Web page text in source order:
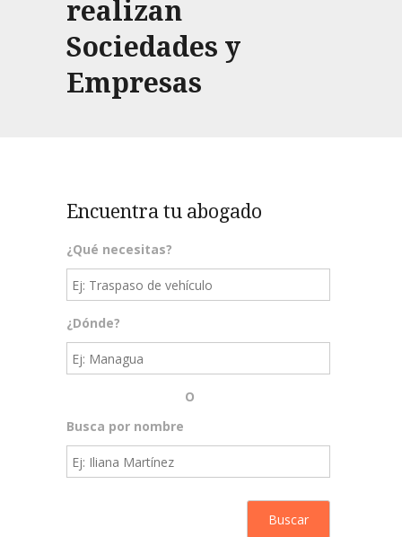
realizan
Sociedades y
Empresas
Encuentra tu abogado
¿Qué necesitas?
¿Dónde?
O
Busca por nombre